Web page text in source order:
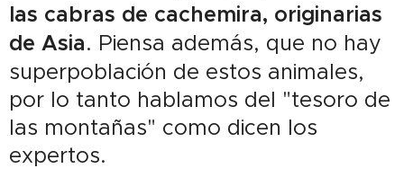
las cabras de cachemira, originarias
de Asia. Piensa además, que no hay
superpoblación de estos animales,
por lo tanto hablamos del "tesoro de
las montañas" como dicen los
expertos.